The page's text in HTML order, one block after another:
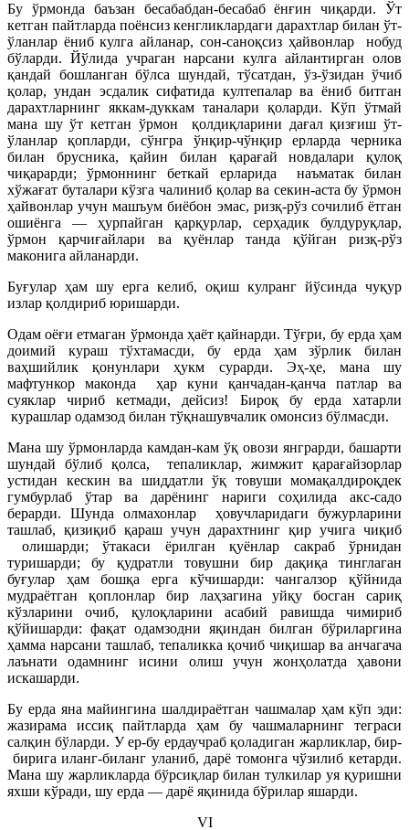
Бу ўрмонда баъзан бесабабдан-бесабаб ёнғин чиқарди. Ўт
кетган пайтларда поёнсиз кенгликлардаги дарахтлар билан ўт-
ўланлар ёниб кулга айланар, сон-саноқсиз ҳайвонлар нобуд
бўларди. Йўлида учраган нарсани кулга айлантирган олов
қандай бошланган бўлса шундай, тўсатдан, ўз-ўзидан ўчиб
қолар, ундан эсдалик сифатида култепалар ва ёниб битган
дарахтларнинг яккам-дуккам таналари қоларди. Кўп ўтмай
мана шу ўт кетган ўрмон қолдиқларини дағал қизғиш ўт-
ўланлар қопларди, сўнгра ўнқир-чўнқир ерларда черника
билан брусника, қайин билан қарағай новдалари қулоқ
чиқарарди; ўрмоннинг беткай ерларида наъматак билан
хўжағат буталари кўзга чалиниб қолар ва секин-аста бу ўрмон
ҳайвонлар учун машъум биёбон эмас, ризқ-рўз сочилиб ётган
ошиёнга — ҳурпайган қарқурлар, серҳадик булдуруқлар,
ўрмон қарчиғайлари ва қуёнлар танда қўйган ризқ-рўз
маконига айланарди.
Буғулар ҳам шу ерга келиб, оқиш кулранг йўсинда чуқур
излар қолдириб юришарди.
Одам оёғи етмаган ўрмонда ҳаёт қайнарди. Тўғри, бу ерда ҳам
доимий кураш тўхтамасди, бу ерда ҳам зўрлик билан
ваҳшийлик қонунлари ҳукм сурарди. Эҳ-ҳе, мана шу
мафтункор маконда ҳар куни қанчадан-қанча патлар ва
суяклар чириб кетмади, дейсиз! Бироқ бу ерда хатарли
курашлар одамзод билан тўқнашувчалик омонсиз бўлмасди.
Мана шу ўрмонларда камдан-кам ўқ овози янграрди, башарти
шундай бўлиб қолса, тепаликлар, жимжит қарағайзорлар
устидан кескин ва шиддатли ўқ товуши момақалдироқдек
гумбурлаб ўтар ва дарёнинг нариги соҳилида акс-садо
берарди. Шунда олмахонлар ҳовучларидаги бужурларини
ташлаб, қизиқиб қараш учун дарахтнинг қир учига чиқиб
олишарди; ўтакаси ёрилган қуёнлар сакраб ўрнидан
туришарди; бу қудратли товушни бир дақиқа тинглаган
буғулар ҳам бошқа ерга кўчишарди: чангалзор қўйнида
мудраётган қоплонлар бир лаҳзагина уйқу босган сариқ
кўзларини очиб, қулоқларини асабий равишда чимириб
қўйишарди: фақат одамзодни яқиндан билган бўриларгина
ҳамма нарсани ташлаб, тепаликка қочиб чиқишар ва анчагача
лаънати одамнинг исини олиш учун жонҳолатда ҳавони
искашарди.
Бу ерда яна майингина шалдираётган чашмалар ҳам кўп эди:
жазирама иссиқ пайтларда ҳам бу чашмаларнинг теграси
салқин бўларди. У ер-бу ердаучраб қоладиган жарликлар, бир-
бирига иланг-биланг уланиб, дарё томонга чўзилиб кетарди.
Мана шу жарликларда бўрсиқлар билан тулкилар уя қуришни
яхши кўради, шу ерда — дарё яқинида бўрилар яшарди.
VI